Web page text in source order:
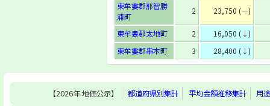
東牟婁郡那智勝
浦町
2 23,750 (－)
東牟婁郡太地町 2
16,050 (↓)
東牟婁郡串本町
3 28,400 (↓)
【2026年 地価公示】 都道府県別集計 平均金額推移集計 用